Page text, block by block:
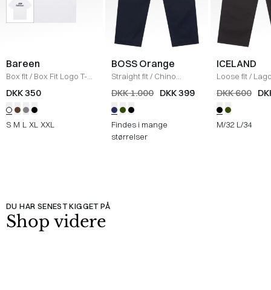
Bareen
Box fit/ Box Fit Logo T-
shirt /WHITE
DKK 350
S M L XL XXL
BOSS Orange
Straight fit/ Chino
Straight /NAVY
DKK 1.000 DKK 399
Findes i mange
størrelser
ICELAND
Loose fit/
Bukser /
DKK 600
M/32 L/34
DU HAR SENEST KIGGET PÅ
Shop videre